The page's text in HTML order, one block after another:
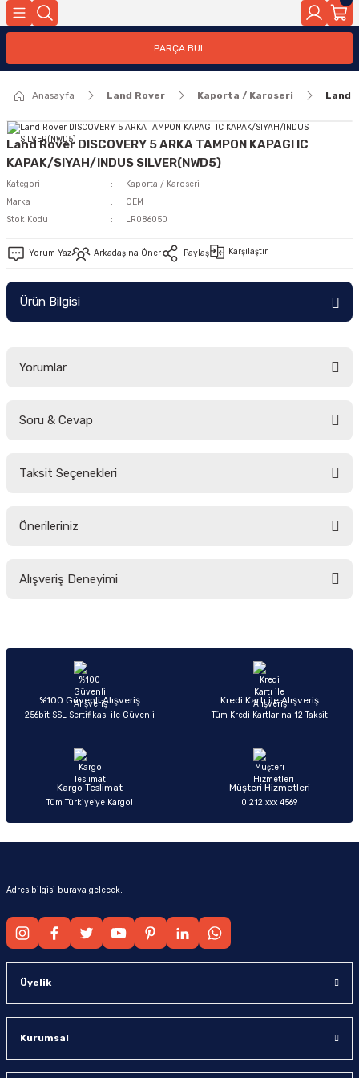
PARÇA BUL
Anasayfa Land Rover Kaporta / Karoseri Land
Land Rover DISCOVERY 5 ARKA TAMPON KAPAGI IC
KAPAK/SIYAH/INDUS SILVER(NWD5)
Kategori
Kaporta / Karoseri
Marka
OEM
Stok Kodu
LR086050
Yorum Yaz Arkadaşına Öner Paylaş Karşılaştır
Ürün Bilgisi
Yorumlar
Soru & Cevap
Taksit Seçenekleri
Önerileriniz
yetersiz gördüğünüz noktaları öneri formunu kullanarak tarafımıza
Ürün açıklamasında eksik bilgiler bulunuyor.
Ürün bilgilerinde hatalar bulunuyor.
Ürün fiyatı diğer sitelerden daha pahalı.
Alışveriş Deneyimi
Sitemize ilk yorumu siz yapın!
%100 Güvenli Alışveriş
256bit SSL Sertifikası ile Güvenli
Kredi Kartı ile Alışveriş
Tüm Kredi Kartlarına 12 Taksit
Kargo Teslimat
Tüm Türkiye’ye Kargo!
Müşteri Hizmetleri
0 212 xxx 4569
Adres bilgisi buraya gelecek.
Üyelik
Kurumsal